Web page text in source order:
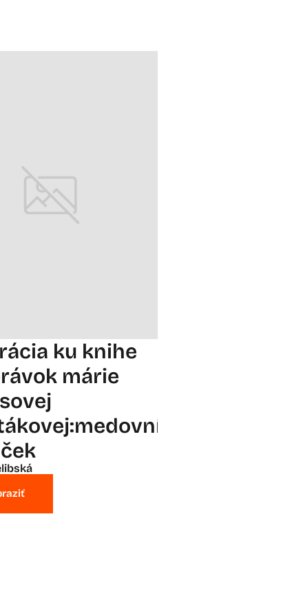
ku knihe
márie